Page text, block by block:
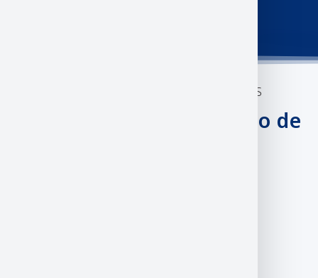
DEPARTAMENTO DE MATEMÁTICAS
Docentes Departamento de